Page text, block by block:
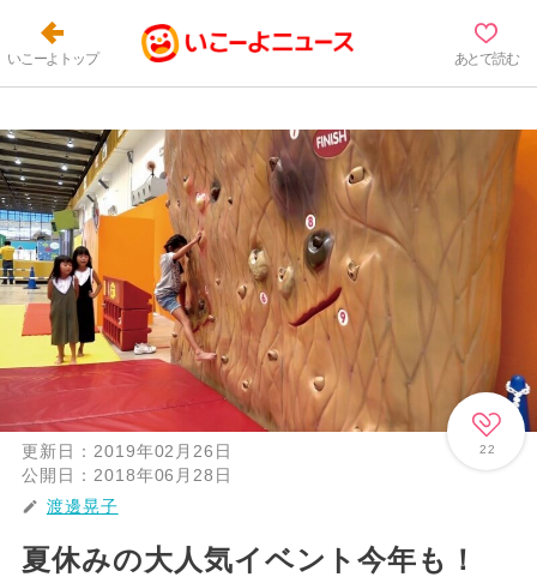
いこーよトップ あとで読む
22
更新日： 2019年02月26日
公開日： 2018年06月28日
渡邊晃子
夏休みの大人気イベント今年も！